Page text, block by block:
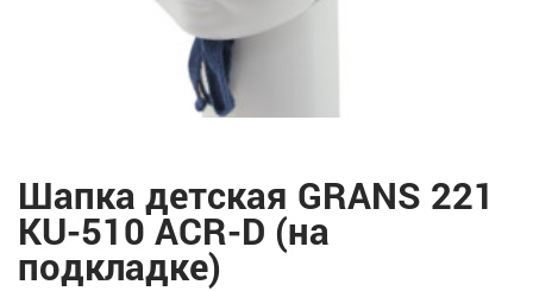
Шапка детская GRANS 221
KU-510 ACR-D (на
подкладке)